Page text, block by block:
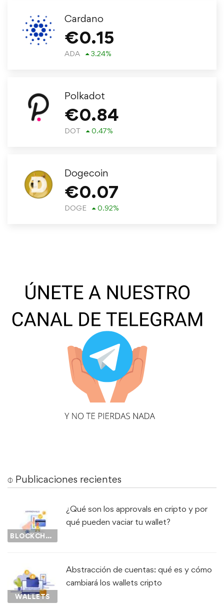
Cardano
€0.15
ADA 3.24%
Polkadot
€0.84
DOT 0.47%
Dogecoin
€0.07
DOGE 0.92%
⌽ Publicaciones recientes
BLOCKCHAIN
¿Qué son los approvals en cripto y por
qué pueden vaciar tu wallet?
WALLETS
Abstracción de cuentas: qué es y cómo
cambiará los wallets cripto